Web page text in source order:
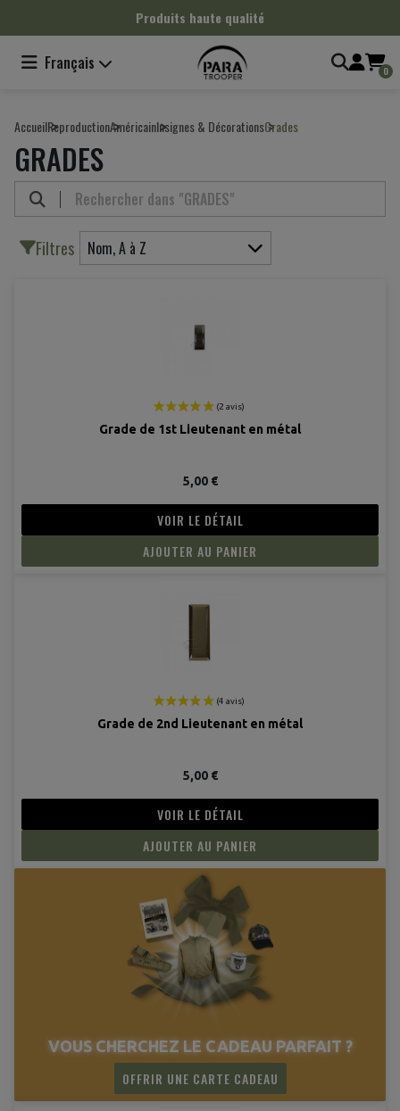
Produits haute qualité
Français 0
AccueilReproductionAméricainInsignes & DécorationsGrades
GRADES
Filtres Nom, A à Z
Grade de 1st Lieutenant en métal
5,00 €
VOIR LE DÉTAIL
AJOUTER AU PANIER
Grade de 2nd Lieutenant en métal
5,00 €
VOIR LE DÉTAIL
AJOUTER AU PANIER
VOUS CHERCHEZ LE CADEAU PARFAIT ?
OFFRIR UNE CARTE CADEAU